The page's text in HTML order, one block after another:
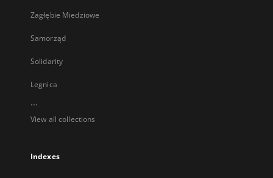
Zagłębie Miedziowe
Samorząd
Solidarity
Legnica
...
View all collections
Indexes